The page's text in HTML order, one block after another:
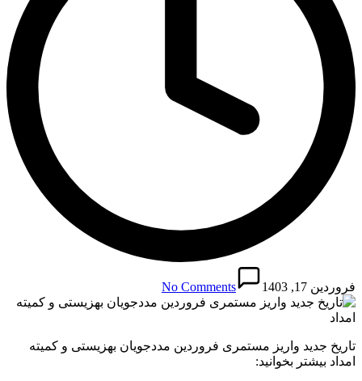
فروردین 17, 1403 No Comments
تاریخ جدید واریز مستمری فروردین مددجویان بهزیستی و کمیته
امداد بیشتر بخوانید: